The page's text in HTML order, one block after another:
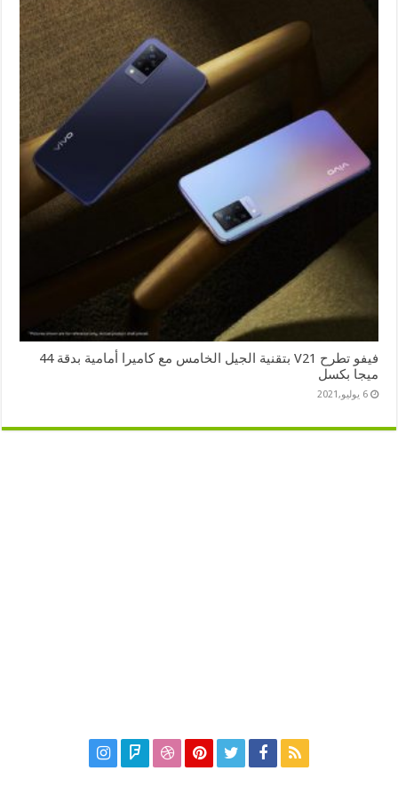
فيفو تطرح V21 بتقنية الجيل الخامس مع كاميرا أمامية بدقة 44
ميجا بكسل
6 يوليو,2021